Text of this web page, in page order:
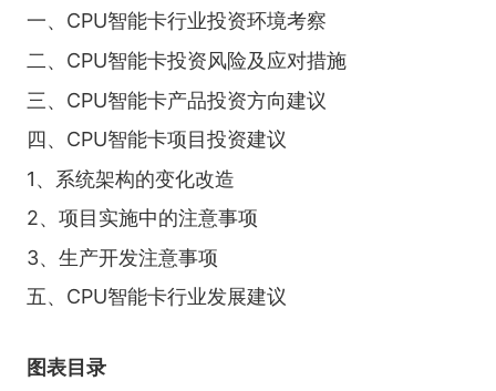
一、CPU智能卡行业投资环境考察
二、CPU智能卡投资风险及应对措施
三、CPU智能卡产品投资方向建议
四、CPU智能卡项目投资建议
1、系统架构的变化改造
2、项目实施中的注意事项
3、生产开发注意事项
五、CPU智能卡行业发展建议
图表目录